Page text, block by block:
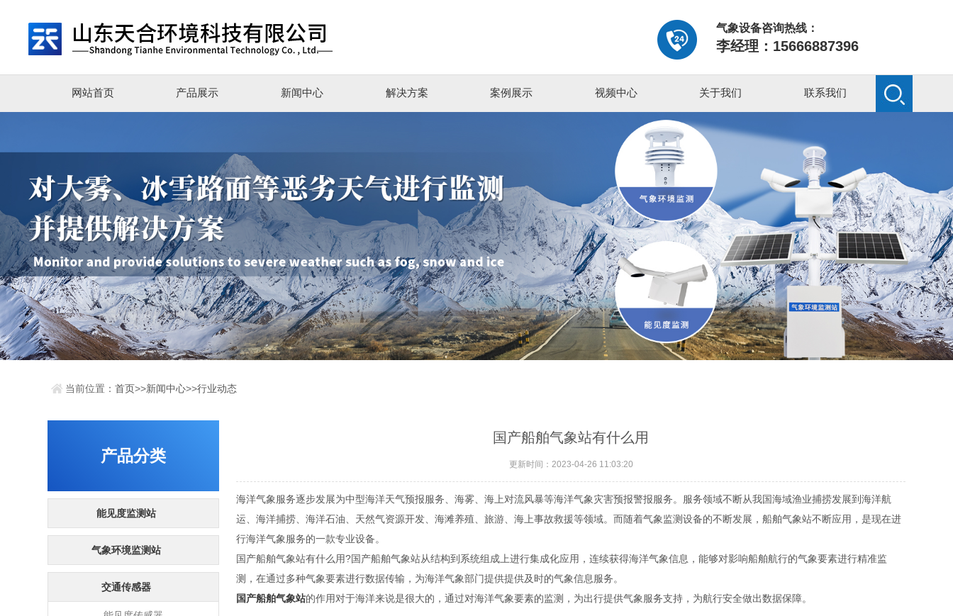
气象设备咨询热线：
李经理：15666887396
网站首页 产品展示 新闻中心 解决方案 案例展示 视频中心 关于我们 联系我们
当前位置：首页>>新闻中心>>行业动态
国产船舶气象站有什么用
更新时间：2023-04-26 11:03:20
海洋气象服务逐步发展为中型海洋天气预报服务、海雾、海上对流风暴等海洋气象灾害预报警报服务。服务领域不断从我国海域渔业捕捞发展到海洋航
运、海洋捕捞、海洋石油、天然气资源开发、海滩养殖、旅游、海上事故救援等领域。而随着气象监测设备的不断发展，船舶气象站不断应用，是现在进
行海洋气象服务的一款专业设备。
国产船舶气象站有什么用?国产船舶气象站从结构到系统组成上进行集成化应用，连续获得海洋气象信息，能够对影响船舶航行的气象要素进行精准监
测，在通过多种气象要素进行数据传输，为海洋气象部门提供提供及时的气象信息服务。
国产船舶气象站的作用对于海洋来说是很大的，通过对海洋气象要素的监测，为出行提供气象服务支持，为航行安全做出数据保障。
产品分类
能见度监测站
气象环境监测站
交通传感器